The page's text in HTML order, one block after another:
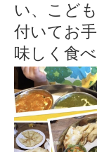
い、こど
付いてお
味しく食